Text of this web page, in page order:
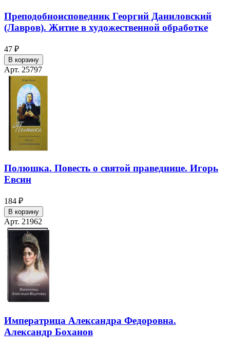
Преподобноисповедник Георгий Даниловский
(Лавров). Житие в художественной обработке
47 ₽
В корзину
Арт. 25797
Полюшка. Повесть о святой праведнице. Игорь
Евсин
184 ₽
В корзину
Арт. 21962
Императрица Александра Федоровна.
Александр Боханов